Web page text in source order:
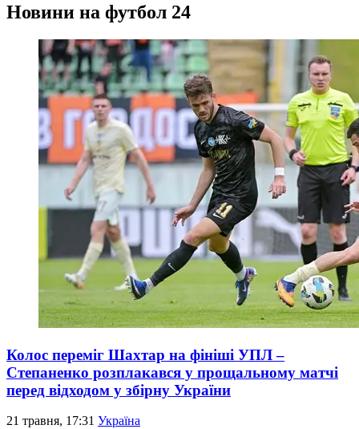
Новини на футбол 24
Колос переміг Шахтар на фініші УПЛ –
Степаненко розплакався у прощальному матчі
перед відходом у збірну України
21 травня, 17:31 Україна